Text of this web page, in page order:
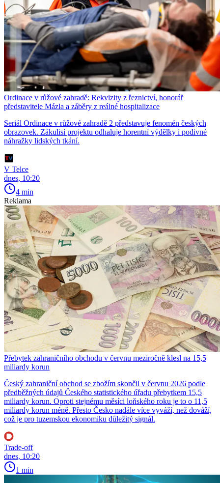
Ordinace v růžové zahradě: Rekvizity z řeznictví, honorář
představitele Mázla a záběry z reálné hospitalizace
Seriál Ordinace v růžové zahradě 2 představuje fenomén českých
obrazovek. Zákulisí projektu odhaluje horentní výdělky i podivné
náhražky lidských tkání.
V Telce
dnes, 10:20
4 min
Reklama
Přebytek zahraničního obchodu v červnu meziročně klesl na 15,5
miliardy korun
Český zahraniční obchod se zbožím skončil v červnu 2026 podle
předběžných údajů Českého statistického úřadu přebytkem 15,5
miliardy korun. Oproti stejnému měsíci loňského roku je to o 11,5
miliardy korun méně. Přesto Česko nadále více vyváží, než dováží,
což je pro tuzemskou ekonomiku důležitý signál.
Trade-off
dnes, 10:20
1 min